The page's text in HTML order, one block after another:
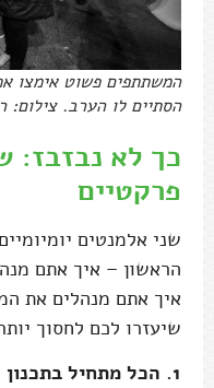
המשתתפים פשוט אימצו
הסתיים לו הערב. צילום:
כך לא נבזבז:
פרקטיים
שני אלמנטים
הראשון – איך אתם
איך אתם מנהלים את
שיעזרו לכם לחסוך
1. הכל מתחיל בתכנון